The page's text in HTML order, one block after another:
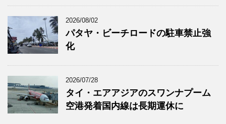
2026/08/02
パタヤ・ビーチロードの駐車禁止強
化
2026/07/28
タイ・エアアジアのスワンナプーム
空港発着国内線は長期運休に